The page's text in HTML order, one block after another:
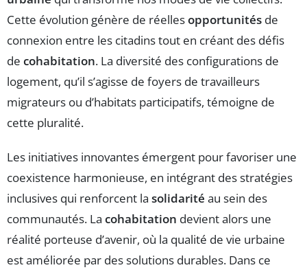
Cette évolution génère de réellesopportunités de
connexion entre les citadins tout en créant des défis
de cohabitation. La diversité des configurations de
logement, qu’il s’agisse de foyers de travailleurs
migrateurs ou d’habitats participatifs, témoigne de
cette pluralité.
Les initiatives innovantes émergent pour favoriser une
coexistence harmonieuse, en intégrant des stratégies
inclusives qui renforcent la solidarité au sein des
communautés. La cohabitation devient alors une
réalité porteuse d’avenir, où la qualité de vie urbaine
est améliorée par des solutions durables. Dans ce